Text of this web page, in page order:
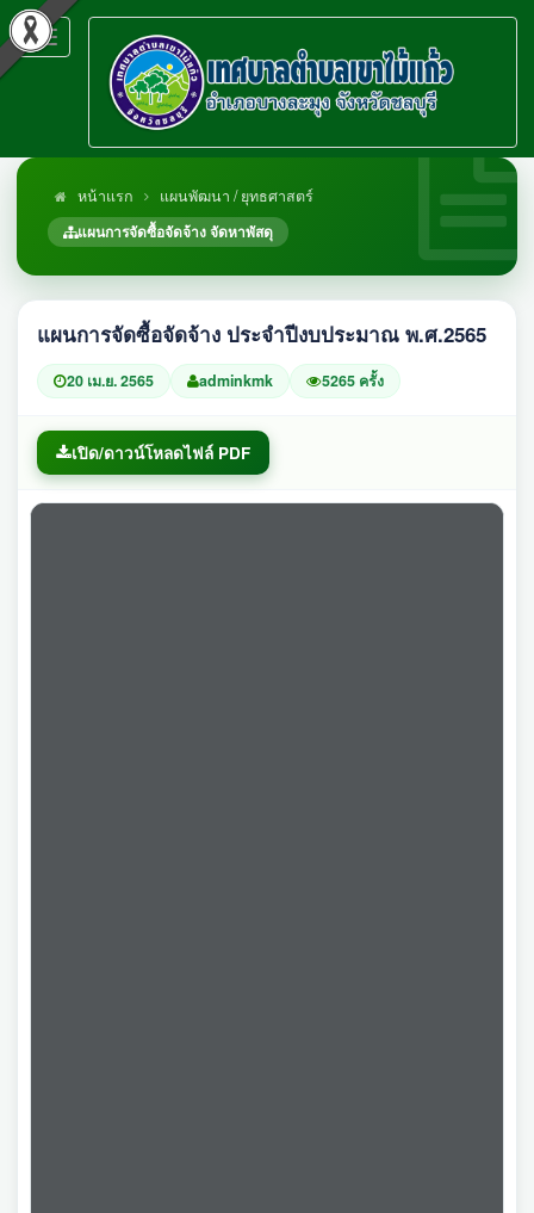
Toggle
navigation
หน้าแรก
แผนพัฒนา / ยุทธศาสตร์
แผนการจัดซื้อจัดจ้าง จัดหาพัสดุ
แผนการจัดซื้อจัดจ้าง ประจำปีงบประมาณ พ.ศ.2565
20 เม.ย. 2565 adminkmk 5265 ครั้ง
เปิด/ดาวน์โหลดไฟล์ PDF